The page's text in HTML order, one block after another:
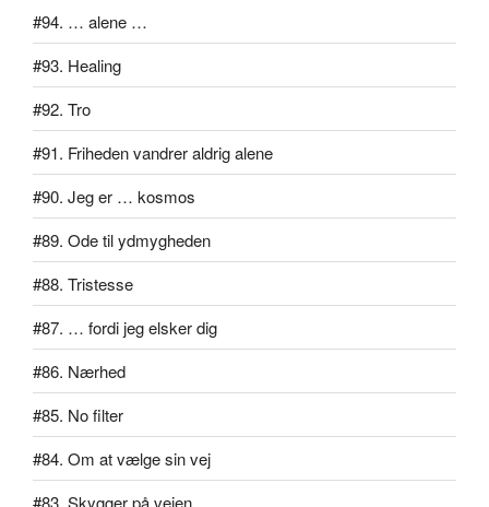
#94. … alene …
#93. Healing
#92. Tro
#91. Friheden vandrer aldrig alene
#90. Jeg er … kosmos
#89. Ode til ydmygheden
#88. Tristesse
#87. … fordi jeg elsker dig
#86. Nærhed
#85. No filter
#84. Om at vælge sin vej
#83. Skygger på vejen